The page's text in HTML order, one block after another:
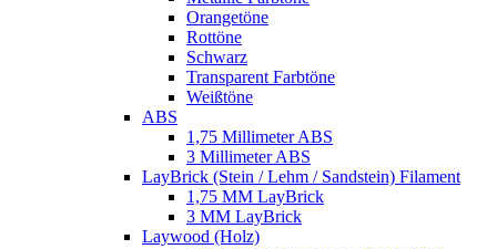
Orangetöne
Rottöne
Schwarz
Transparent Farbtöne
Weißtöne
ABS
1,75 Millimeter ABS
3 Millimeter ABS
LayBrick (Stein / Lehm / Sandstein) Filament
1,75 MM LayBrick
3 MM LayBrick
Laywood (Holz)